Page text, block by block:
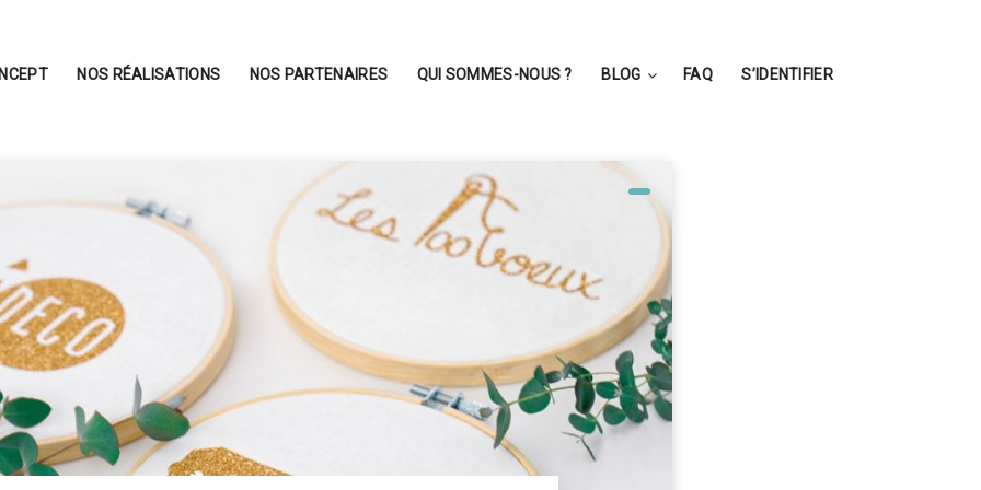
NOS RÉALISATIONS NOS PARTENAIRES QUI SOMMES-NOUS ? BLOG FAQ S’IDENTIFIER